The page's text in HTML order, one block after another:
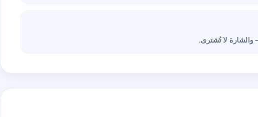
والشارة لا تُشترى.